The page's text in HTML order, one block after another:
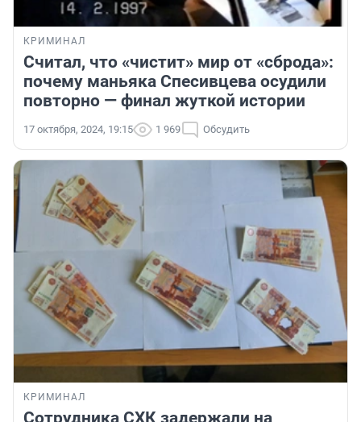
КРИМИНАЛ
Считал, что «чистит» мир от «сброда»:
почему маньяка Спесивцева осудили
повторно — финал жуткой истории
17 октября, 2024, 19:15 1 969 Обсудить
КРИМИНАЛ
Сотрудника СХК задержали на